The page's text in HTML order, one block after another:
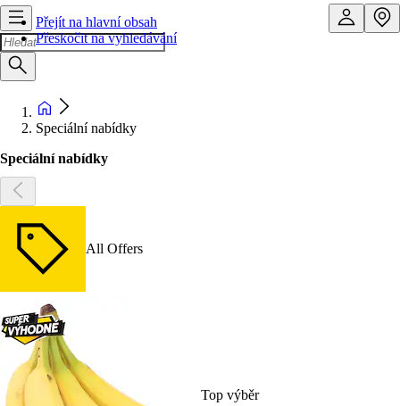
Přejít na hlavní obsah
Přeskočit na vyhledávání
Speciální nabídky
Speciální nabídky
All Offers
Top výběr